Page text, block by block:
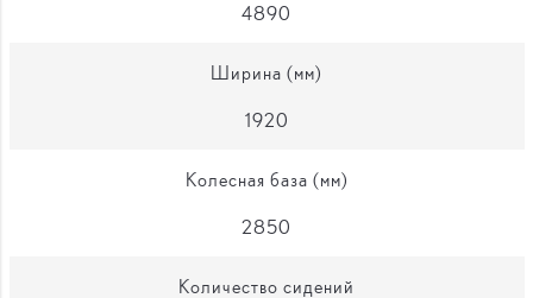
4890
Ширина (мм)
1920
Колесная база (мм)
2850
Количество сидений